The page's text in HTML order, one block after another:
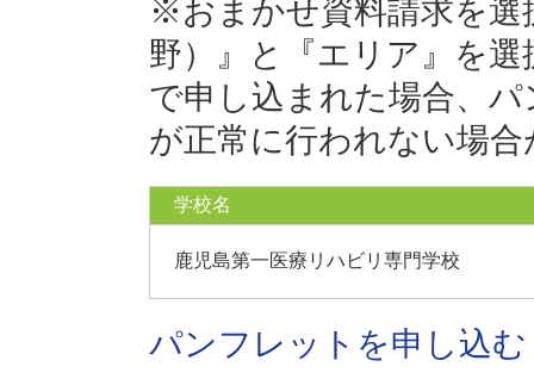
※おまかせ資料請求を選
野）』と『エリア』を
で申し込まれた場合、
が正常に行われない場
学校名
鹿児島第一医療リハビリ専門学校
パンフレットを申し込む